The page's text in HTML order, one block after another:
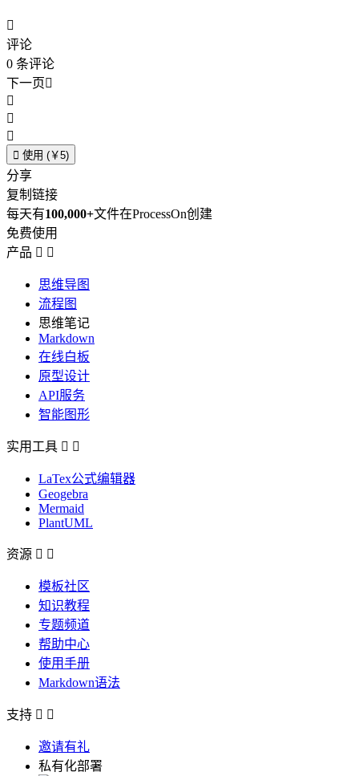

评论
0 条评论
下一页



 使用 (￥5)
分享
复制链接
每天有100,000+文件在ProcessOn创建
免费使用
产品  
思维导图
流程图
思维笔记
Markdown
在线白板
原型设计
API服务
智能图形
实用工具  
LaTex公式编辑器
Geogebra
Mermaid
PlantUML
资源  
模板社区
知识教程
专题频道
帮助中心
使用手册
Markdown语法
支持  
邀请有礼
私有化部署